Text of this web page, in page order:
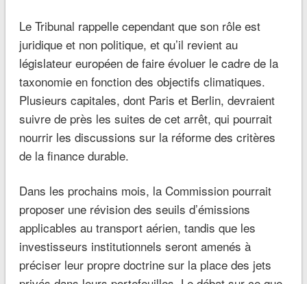
Le Tribunal rappelle cependant que son rôle est
juridique et non politique, et qu’il revient au
législateur européen de faire évoluer le cadre de la
taxonomie en fonction des objectifs climatiques.
Plusieurs capitales, dont Paris et Berlin, devraient
suivre de près les suites de cet arrêt, qui pourrait
nourrir les discussions sur la réforme des critères
de la finance durable.
Dans les prochains mois, la Commission pourrait
proposer une révision des seuils d’émissions
applicables au transport aérien, tandis que les
investisseurs institutionnels seront amenés à
préciser leur propre doctrine sur la place des jets